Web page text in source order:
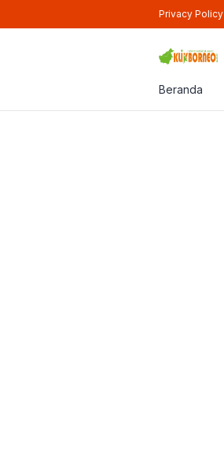
Privacy Policy
Beranda